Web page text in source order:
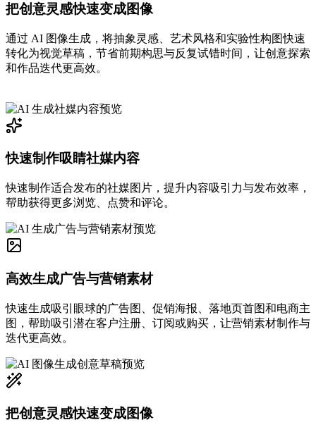
把创意灵感快速变成图像
通过 AI 图像生成，将抽象灵感、艺术风格和实验性构图快速
转化为视觉草稿，节省前期构思与反复试错时间，让创意探索
和作品迭代更高效。
快速制作吸睛社媒内容
快速制作适合发布的社媒图片，提升内容吸引力与发布效率，
帮助获得更多浏览、点赞和评论。
高效生成广告与营销素材
快速生成吸引眼球的广告图、促销海报、落地页首图和电商主
图，帮助吸引潜在客户注册、订阅或购买，让营销素材制作与
迭代更高效。
把创意灵感快速变成图像